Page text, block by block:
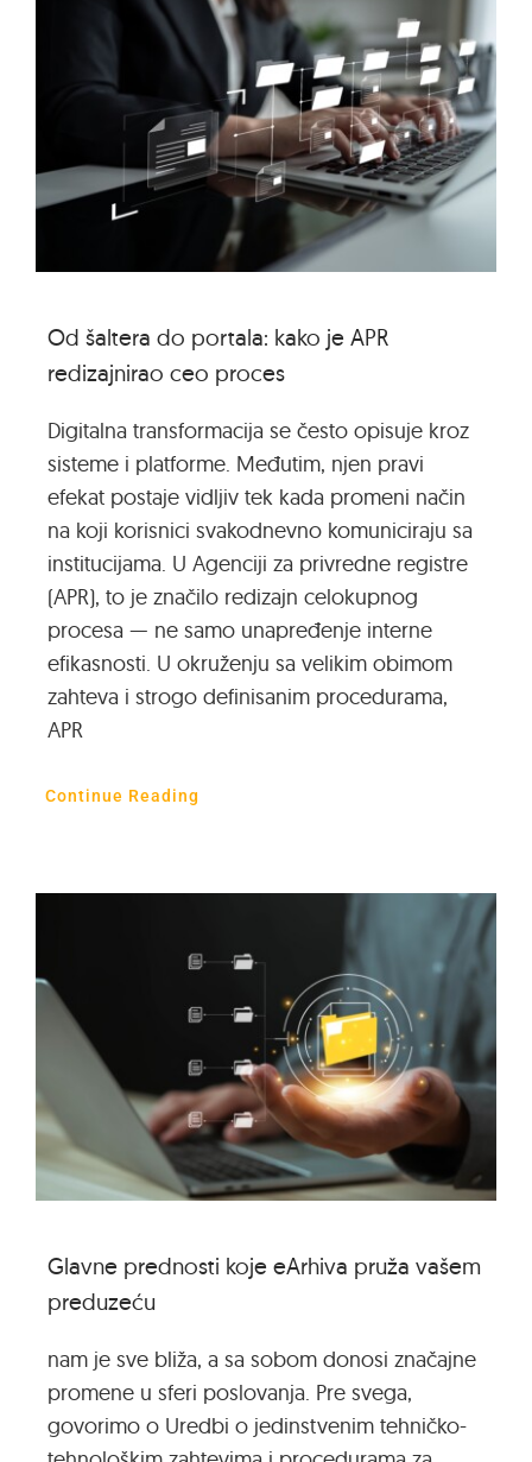
Od šaltera do portala: kako je APR
redizajnirao ceo proces
Digitalna transformacija se često opisuje kroz
sisteme i platforme. Međutim, njen pravi
efekat postaje vidljiv tek kada promeni način
na koji korisnici svakodnevno komuniciraju sa
institucijama. U Agenciji za privredne registre
(APR), to je značilo redizajn celokupnog
procesa — ne samo unapređenje interne
efikasnosti. U okruženju sa velikim obimom
zahteva i strogo definisanim procedurama,
APR
Continue Reading
Glavne prednosti koje eArhiva pruža vašem
preduzeću
nam je sve bliža, a sa sobom donosi značajne
promene u sferi poslovanja. Pre svega,
govorimo o Uredbi o jedinstvenim tehničko-